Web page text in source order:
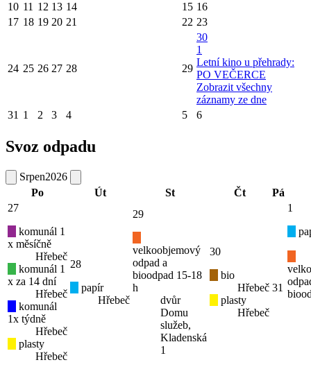
10 11 12 13 14 15 16
17 18 19 20 21 22 23
24 25 26 27 28 29
30
1
Letní kino u přehrady:
PO VEČERCE
Zobrazit všechny
záznamy ze dne
31 1 2 3 4 5 6
Svoz odpadu
Srpen2026
Po
Út St Čt
Pá
27
komunál 1
x měsíčně
Hřebeč
komunál 1
x za 14 dní
Hřebeč
komunál
1x týdně
Hřebeč
plasty
Hřebeč
28
papír
Hřebeč
29
velkoobjemový
odpad a
bioodpad 15-18
h
dvůr
Domu
služeb,
Kladenská
1
30
bio
Hřebeč
plasty
Hřebeč
31
1